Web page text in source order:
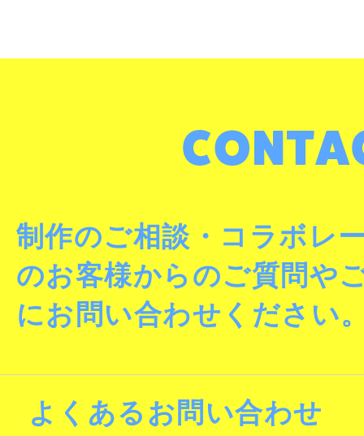
制作のご相談・コラボレ
のお客様からのご質問や
にお問い合わせください
よくあるお問い合わせ